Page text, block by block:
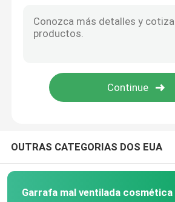
Tubo laminado plástico
Tampão de parafuso plástico
Bomba do distribuidor da espuma
OUTRAS CATEGORIAS DOS EUA
Garrafa mal ventilada cosmética